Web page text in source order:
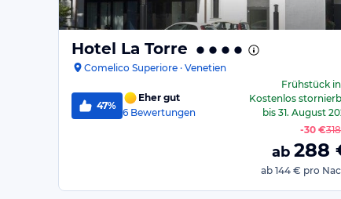
Hotel La Torre
Comelico Superiore · Venetien
47%
Eher gut
6 Bewertungen
Frühstück
Kostenlos
bis 31. August
-30 €
ab 288
ab 144 € pro